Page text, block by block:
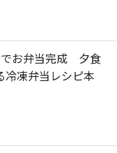
お弁当完成 夕食
冷凍弁当レシピ本